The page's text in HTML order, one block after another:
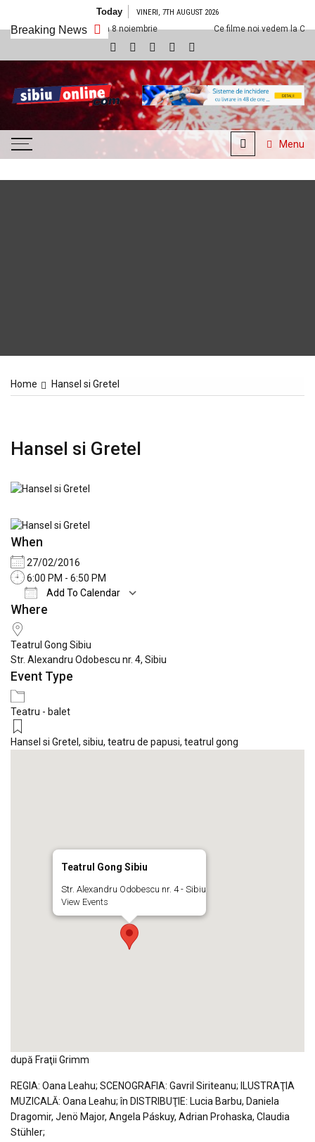
Today VINERI, 7TH AUGUST 2026
Breaking News
Sibiu din 8 noiembrie Ce filme noi vedem la Cineplexx Sibiu din 1
SibiuOnline.com
… locatii si evenimente din
Sibiu!!!
Menu
Home Hansel si Gretel
Hansel si Gretel
When
27/02/2016
6:00 PM - 6:50 PM
Add To Calendar
Download ICS
Where
Teatrul Gong Sibiu
Str. Alexandru Odobescu nr. 4, Sibiu
Event Type
Teatru - balet
Hansel si Gretel , sibiu, teatru de papusi, teatrul gong
Teatrul Gong Sibiu
Str. Alexandru Odobescu nr. 4 - Sibiu
View Events
după Fraţii Grimm
REGIA: Oana Leahu; SCENOGRAFIA: Gavril Siriteanu; ILUSTRAŢIA
MUZICALĂ: Oana Leahu; în DISTRIBUŢIE: Lucia Barbu, Daniela
Dragomir, Jenö Major, Angela Páskuy, Adrian Prohaska, Claudia
Stühler;